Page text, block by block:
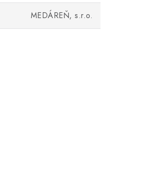
MEDÁREŇ, s.r.o.